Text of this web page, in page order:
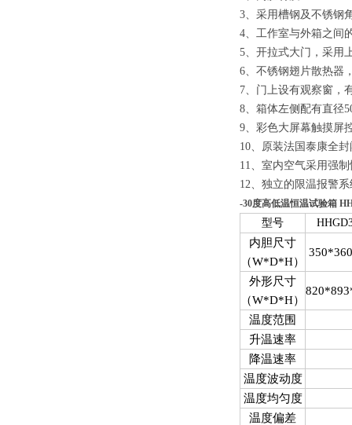
3、 采用槽钢及不锈钢
4、 工作室与外箱之间
5、 开拉式大门，采用
6、 不锈钢翅片散热器
7、 门上设有观察窗，
8、 箱体左侧配有直径
9、 彩色大屏幕触摸屏
10、 原装法国泰康全
11、 室内空气采用强
12、 独立的限温报警
-30度高低温恒温试验箱
型号
内胆尺寸
（W*D*H）
外形尺寸
（W*D*H）
温度范围
升温速率
降温速率
温度波动度
温度均匀度
温度偏差